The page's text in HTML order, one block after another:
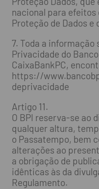
nacional para efeitos
Proteção de Dados e
7. Toda a informação
Privacidade do
CaixaBankPC,
https://
deprivacidade
Artigo 11.
O BPI reserva-se ao
qualquer altura,
o Passatempo, bem
alterações ao
a obrigação de
idênticas às da
Regulamento.